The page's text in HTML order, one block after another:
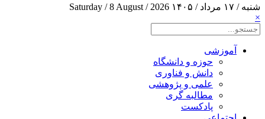
شنبه / ۱۷ مرداد / ۱۴۰۵
Saturday / 8 August / 2026
×
آموزشی
حوزه و دانشگاه
دانش و فناوری
علمی و پژوهشی
مطالبه گری
پادکست